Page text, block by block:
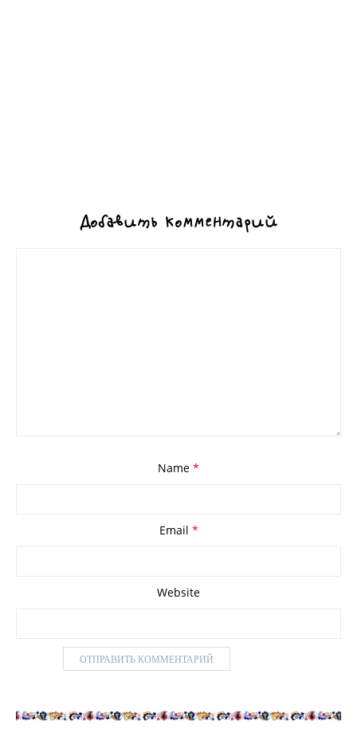
Добавить комментарий
Name *
Email *
Website